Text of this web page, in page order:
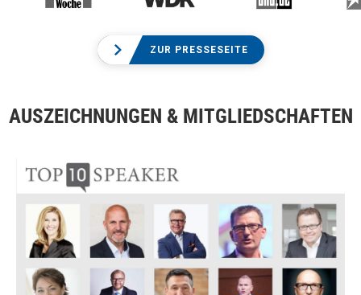
ZUR PRESSESEITE
AUSZEICHNUNGEN & MITGLIEDSCHAFTEN